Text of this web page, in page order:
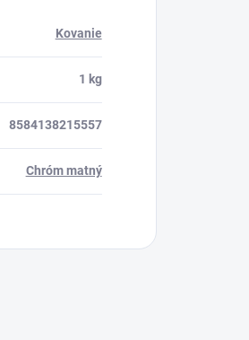
Kovanie
1 kg
8584138215557
Chróm matný